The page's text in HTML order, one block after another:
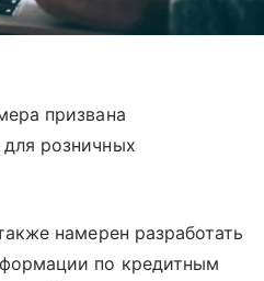
призвана
розничных
намерен разработать
по кредитным